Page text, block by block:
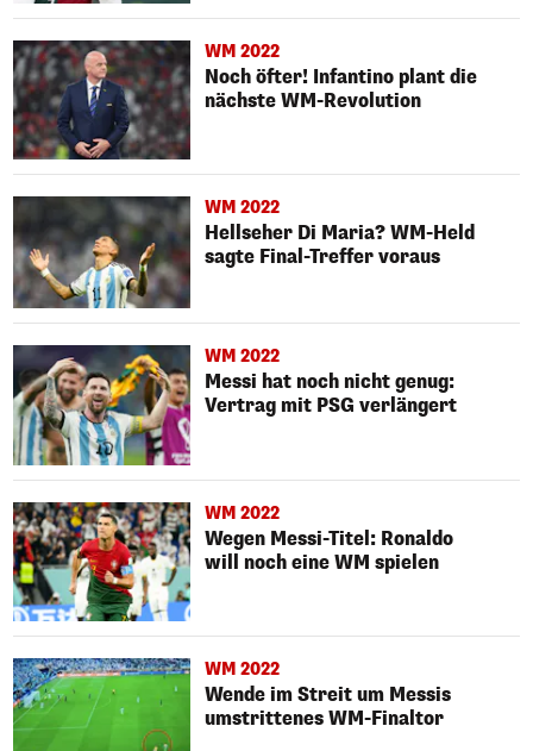
WM 2022
Noch öfter! Infantino plant die
nächste WM-Revolution
WM 2022
Hellseher Di Maria? WM-Held
sagte Final-Treffer voraus
WM 2022
Messi hat noch nicht genug:
Vertrag mit PSG verlängert
WM 2022
Wegen Messi-Titel: Ronaldo
will noch eine WM spielen
WM 2022
Wende im Streit um Messis
umstrittenes WM-Finaltor